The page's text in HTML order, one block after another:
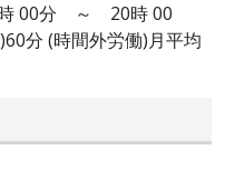
00分 ～ 20時 00
分 (時間外労働)月平均